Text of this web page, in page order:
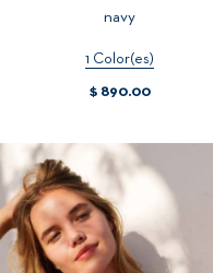
navy
1 Color(es)
$ 890.00